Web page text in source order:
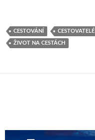
CESTOVÁNÍ CESTOVATELÉ
ŽIVOT NA CESTÁCH